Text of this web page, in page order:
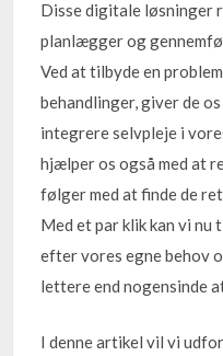
Disse digitale løsninger
planlægger og
Ved at tilbyde en
behandlinger, giver de
integrere selvpleje i
hjælper os også med at
følger med at finde de
Med et par klik kan vi nu
efter vores egne behov
lettere end nogensinde
I denne artikel vil vi